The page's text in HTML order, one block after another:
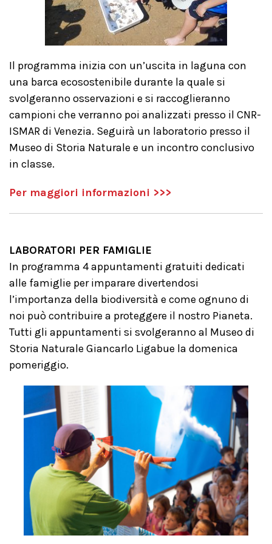
Il programma inizia con un’uscita in laguna con
una barca ecosostenibile durante la quale si
svolgeranno osservazioni e si raccoglieranno
campioni che verranno poi analizzati presso il CNR-
ISMAR di Venezia. Seguirà un laboratorio presso il
Museo di Storia Naturale e un incontro conclusivo
in classe.
Per maggiori informazioni >>>
LABORATORI PER FAMIGLIE
In programma 4 appuntamenti gratuiti dedicati
alle famiglie per imparare divertendosi
l’importanza della biodiversità e come ognuno di
noi può contribuire a proteggere il nostro Pianeta.
Tutti gli appuntamenti si svolgeranno al Museo di
Storia Naturale Giancarlo Ligabue la domenica
pomeriggio.